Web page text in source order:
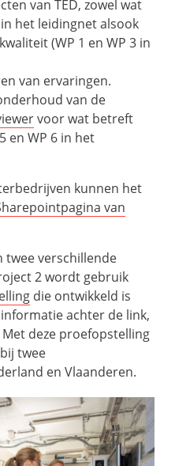
van TED, zowel wat
het leidingnet alsook
(WP 1 en WP 3 in
van ervaringen.
van de
voor wat betreft
en WP 6 in het
kunnen het
van
twee verschillende
2 wordt gebruik
die ontwikkeld is
achter de link,
deze proefopstelling
twee
en Vlaanderen.